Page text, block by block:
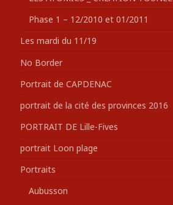
Phase 1 – 12/2010 et 01/2011
Les mardi du 11/19
No Border
Portrait de CAPDENAC
portrait de la cité des provinces 2016
PORTRAIT DE Lille-Fives
portrait Loon plage
Portraits
Aubusson